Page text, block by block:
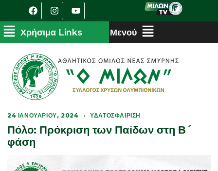
24 ΙΑΝΟΥΑΡΊΟΥ, 2024 · ΥΔΑΤΟΣΦΑΊΡΙΣΗ
Πόλο: Πρόκριση των Παίδων στη Β´
φάση